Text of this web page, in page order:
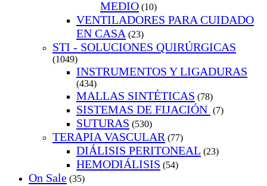
MEDIO (10)
VENTILADORES PARA CUIDADO
EN CASA (23)
STI - SOLUCIONES QUIRÚRGICAS
(1049)
INSTRUMENTOS Y LIGADURAS
(434)
MALLAS SINTÉTICAS (78)
SISTEMAS DE FIJACIÓN (7)
SUTURAS (530)
TERAPIA VASCULAR (77)
DIÁLISIS PERITONEAL (23)
HEMODIÁLISIS (54)
On Sale (35)